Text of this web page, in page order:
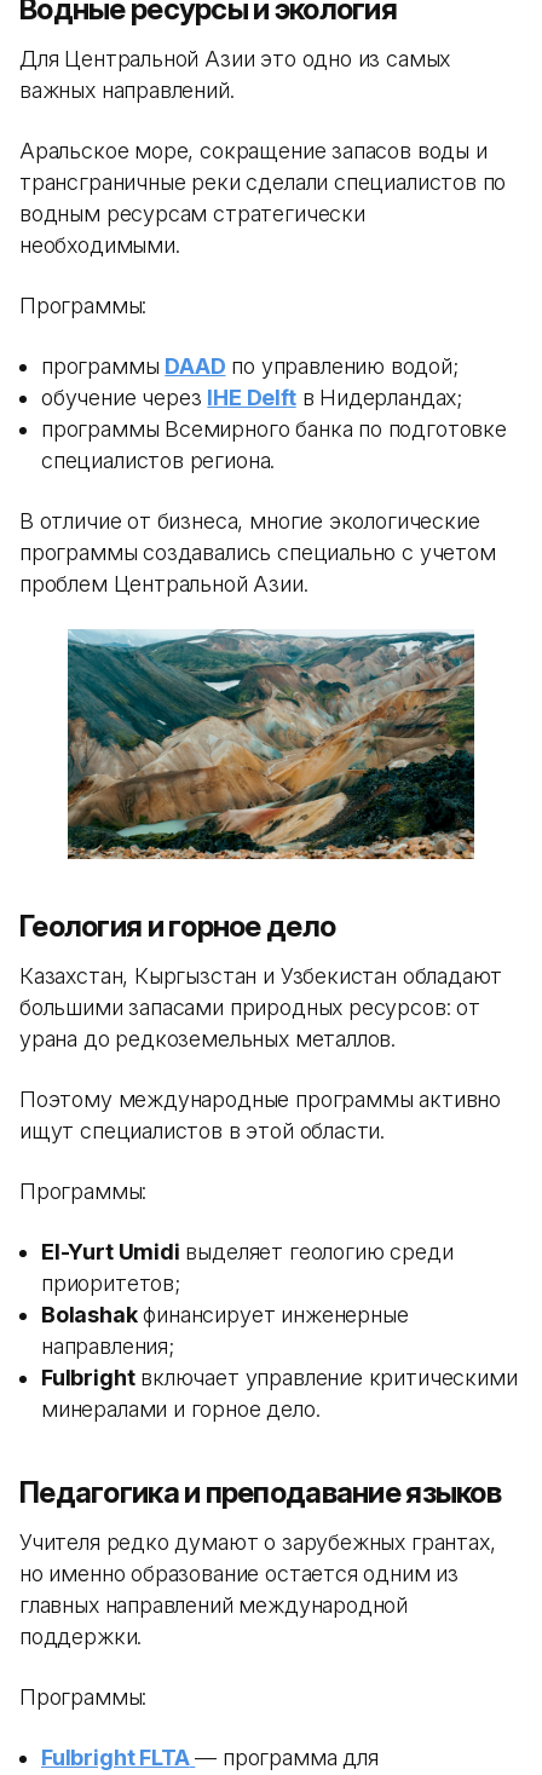
Водные ресурсы и экология
Для Центральной Азии это одно из самых
важных направлений.
Аральское море, сокращение запасов воды и
трансграничные реки сделали специалистов по
водным ресурсам стратегически
необходимыми.
Программы:
программы DAAD по управлению водой;
обучение через IHE Delftв Нидерландах;
программы Всемирного банка по подготовке
специалистов региона.
В отличие от бизнеса, многие экологические
программы создавались специально с учетом
проблем Центральной Азии.
Геология и горное дело
Казахстан, Кыргызстан и Узбекистан обладают
большими запасами природных ресурсов: от
урана до редкоземельных металлов.
Поэтому международные программы активно
ищут специалистов в этой области.
Программы:
El-Yurt Umidi выделяет геологию среди
приоритетов;
Bolashakфинансирует инженерные
направления;
Fulbrightвключает управление критическими
минералами и горное дело.
Педагогика и преподавание языков
Учителя редко думают о зарубежных грантах,
но именно образование остается одним из
главных направлений международной
поддержки.
Программы:
Fulbright FLTA — программа для